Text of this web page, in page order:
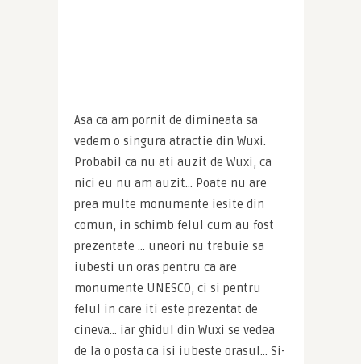
Asa ca am pornit de dimineata sa
vedem o singura atractie din Wuxi.
Probabil ca nu ati auzit de Wuxi, ca
nici eu nu am auzit… Poate nu are
prea multe monumente iesite din
comun, in schimb felul cum au fost
prezentate … uneori nu trebuie sa
iubesti un oras pentru ca are
monumente UNESCO, ci si pentru
felul in care iti este prezentat de
cineva… iar ghidul din Wuxi se vedea
de la o posta ca isi iubeste orasul… Si-